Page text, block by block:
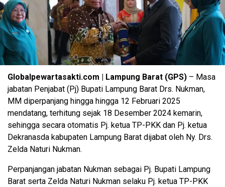
Globalpewartasakti.com | Lampung Barat (GPS) – Masa
jabatan Penjabat (Pj) Bupati Lampung Barat Drs. Nukman,
MM diperpanjang hingga hingga 12 Februari 2025
mendatang, terhitung sejak 18 Desember 2024 kemarin,
sehingga secara otomatis Pj. ketua TP-PKK dan Pj. ketua
Dekranasda kabupaten Lampung Barat dijabat oleh Ny. Drs.
Zelda Naturi Nukman.
Perpanjangan jabatan Nukman sebagai Pj. Bupati Lampung
Barat serta Zelda Naturi Nukman selaku Pj. ketua TP-PKK